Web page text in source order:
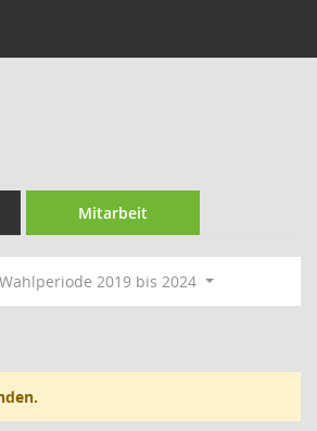
Mitarbeit
Wahlperiode 2019 bis 2024